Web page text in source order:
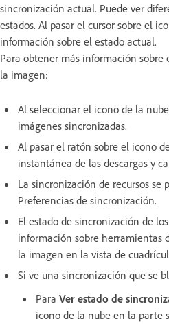
sincronización actual. Puede ver
estados. Al pasar el cursor sobre el
información sobre el estado actual.
Para obtener más información sobre
la imagen:
Al seleccionar el icono de la
imágenes sincronizadas.
Al pasar el ratón sobre el icono
instantánea de las descargas y
La sincronización de recursos se
Preferencias de sincronización.
El estado de sincronización de
información sobre herramientas
la imagen en la vista de
Si ve una sincronización que se
Para Ver estado de
icono de la nube en la parte